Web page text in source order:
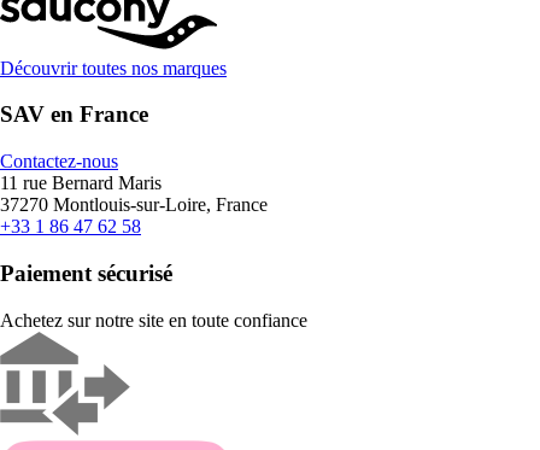
Découvrir toutes nos marques
SAV en France
Contactez-nous
11 rue Bernard Maris
37270 Montlouis-sur-Loire, France
+33 1 86 47 62 58
Paiement sécurisé
Achetez sur notre site en toute confiance